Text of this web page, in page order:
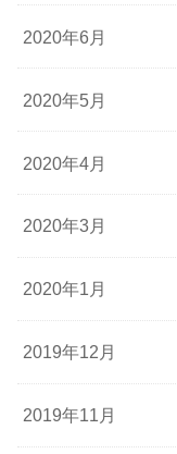
2020年6月
2020年5月
2020年4月
2020年3月
2020年1月
2019年12月
2019年11月